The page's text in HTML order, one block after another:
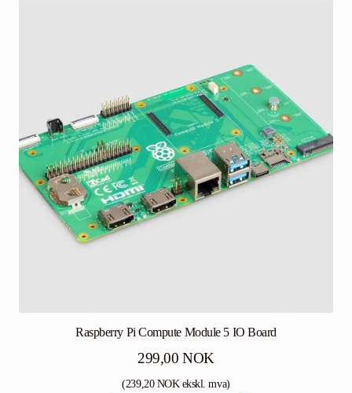
Raspberry Pi Compute Module 5 IO Board
299,00NOK
(239,20NOKekskl. mva)